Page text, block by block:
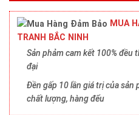
MUA
TRANH BẮC NINH
Sản phảm cam kết 100% đều
đại
Đền gấp 10 lần giá trị của sản
chất lượng, hàng đểu